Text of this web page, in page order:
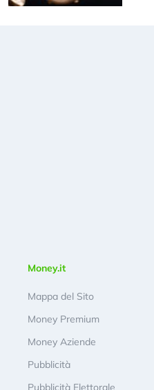
Money.it
Mappa del Sito
Money Premium
Money Aziende
Pubblicità
Pubblicità Elettorale